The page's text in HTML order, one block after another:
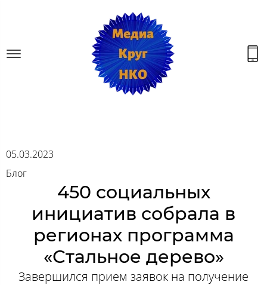
05.03.2023
Блог
450 социальных
инициатив собрала в
регионах программа
«Стальное дерево»
Завершился прием заявок на получение